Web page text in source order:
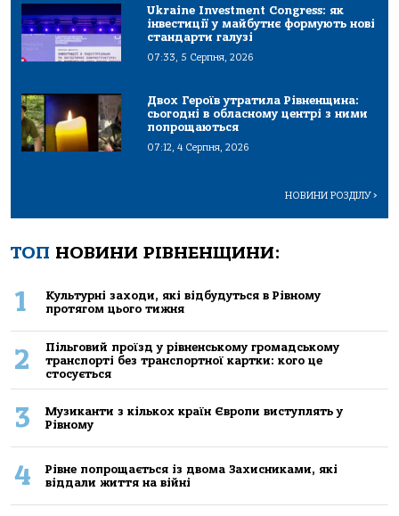
Ukraine Investment Congress: як
інвестиції у майбутнє формують нові
стандарти галузі
07:33, 5 Серпня, 2026
Двох Героїв утратила Рівненщина:
сьогодні в обласному центрі з ними
попрощаються
07:12, 4 Серпня, 2026
НОВИНИ РОЗДІЛУ>
ТОП НОВИНИ РІВНЕНЩИНИ:
1
Культурні заходи, які відбудуться в Рівному
протягом цього тижня
2
Пільговий проїзд у рівненському громадському
транспорті без транспортної картки: кого це
стосується
3
Музиканти з кількох країн Європи виступлять у
Рівному
4
Рівне попрощається із двома Захисниками, які
віддали життя на війні